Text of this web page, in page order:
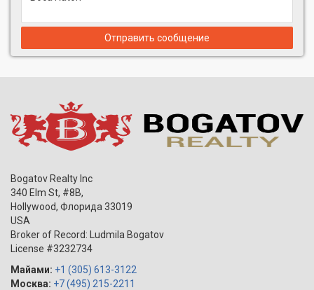
Отправить сообщение
Bogatov Realty Inc
340 Elm St, #8B,
Hollywood, Флорида 33019
USA
Broker of Record: Ludmila Bogatov
License #3232734
Майами: +1 (305) 613-3122
Москва: +7 (495) 215-2211